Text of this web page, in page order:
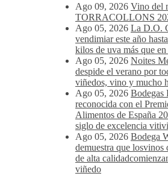
Ago 09, 2026 Vino del
TORRACOLLONS
Ago 05, 2026 La D.O.
vendimiar este año
kilos de uva más que
Ago 05, 2026 Noites
despide el verano por
viñedos, vino y mucho
Ago 05, 2026 Bodegas
reconocida con el
Alimentos de España
siglo de excelencia
Ago 05, 2026 Bodega
demuestra que losvinos
de alta
viñedo